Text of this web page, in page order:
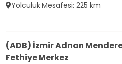
Yolculuk Mesafesi: 225 km
(ADB) İzmir Adnan
Fethiye Merkez